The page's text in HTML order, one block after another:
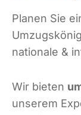
Planen Sie
nationale &
Wir bieten
unserem